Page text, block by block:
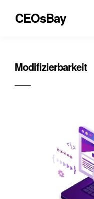
CEOsBay
Modifizierbarkeit